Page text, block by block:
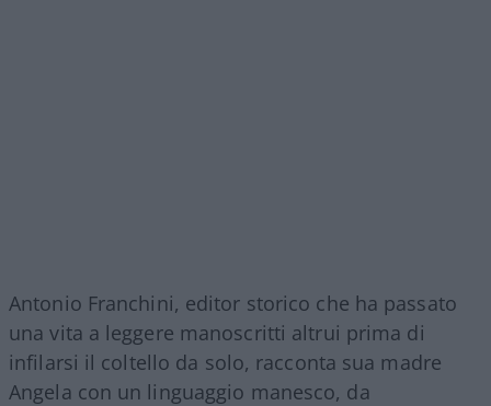
Antonio Franchini, editor storico che ha passato
una vita a leggere manoscritti altrui prima di
infilarsi il coltello da solo, racconta sua madre
Angela con un linguaggio manesco, da